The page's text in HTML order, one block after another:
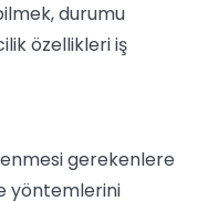
durumu
özellikleri iş
gerekenlere
yöntemlerini